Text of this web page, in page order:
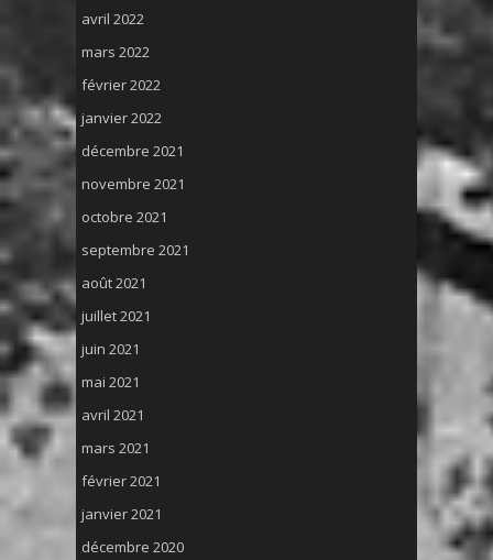
avril 2022
mars 2022
février 2022
janvier 2022
décembre 2021
novembre 2021
octobre 2021
septembre 2021
août 2021
juillet 2021
juin 2021
mai 2021
avril 2021
mars 2021
février 2021
janvier 2021
décembre 2020